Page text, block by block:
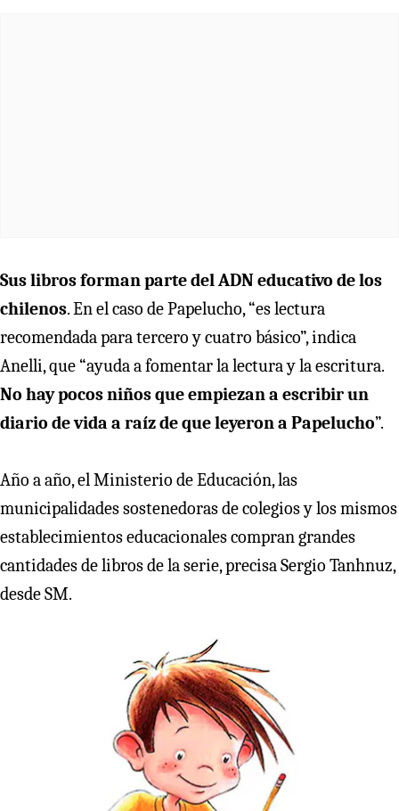
Sus libros forman parte del ADN educativo de los
chilenos. En el caso de Papelucho, “es lectura
recomendada para tercero y cuatro básico”, indica
Anelli, que “ayuda a fomentar la lectura y la escritura.
No hay pocos niños que empiezan a escribir un
diario de vida a raíz de que leyeron a Papelucho”.
Año a año, el Ministerio de Educación, las
municipalidades sostenedoras de colegios y los mismos
establecimientos educacionales compran grandes
cantidades de libros de la serie, precisa Sergio Tanhnuz,
desde SM.